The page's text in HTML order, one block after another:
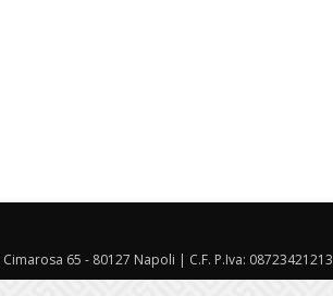
65 - 80127 Napoli | C.F. P.Iva: 08723421213